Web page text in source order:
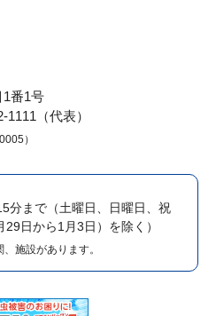
1番1号
（代表）
）
分まで （土曜日、日曜日、祝
日から1月3日）を除く）
施設があります。